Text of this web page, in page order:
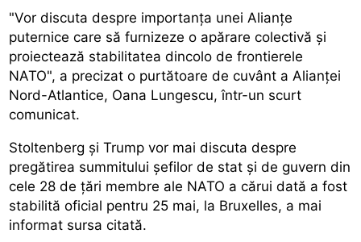
"Vor discuta despre importanța unei Alianțe
puternice care să furnizeze o apărare colectivă și
proiectează stabilitatea dincolo de frontierele
NATO", a precizat o purtătoare de cuvânt a Alianței
Nord-Atlantice, Oana Lungescu, într-un scurt
comunicat.
Stoltenberg și Trump vor mai discuta despre
pregătirea summitului șefilor de stat și de guvern din
cele 28 de țări membre ale NATO a cărui dată a fost
stabilită oficial pentru 25 mai, la Bruxelles, a mai
informat sursa citată.